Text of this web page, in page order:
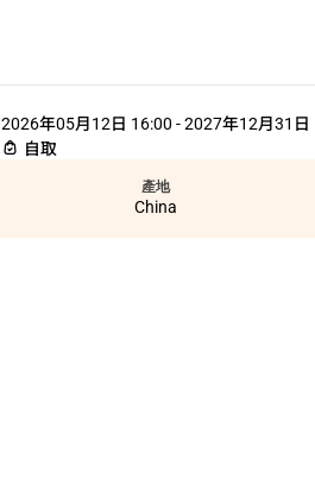
2026年05月12日 16:00 - 2027年12月31日
自取
產地
China